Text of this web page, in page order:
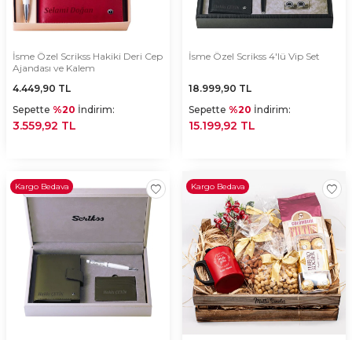
İsme Özel Scrikss Hakiki Deri Cep
Ajandası ve Kalem
4.449,90 TL
Sepette %20 İndirim:
3.559,92 TL
İsme Özel Scrikss 4'lü Vip Set
18.999,90 TL
Sepette %20 İndirim:
15.199,92 TL
Kargo Bedava Kargo Bedava